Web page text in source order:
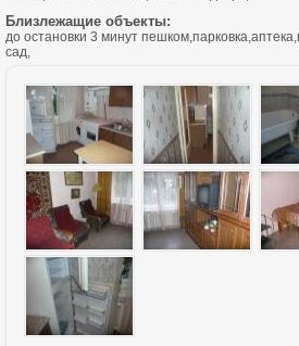
Близлежащие объекты:
до остановки 3 минут
сад,